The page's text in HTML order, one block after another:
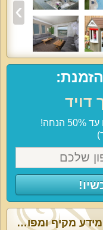
דויד
בא לך על וילה כינור המלך דויד? מידע מקיף ומפורט: